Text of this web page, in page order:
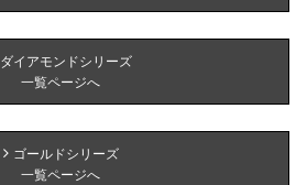
ダイアモンドシリーズ
一覧ページへ
ゴールドシリーズ
一覧ページへ